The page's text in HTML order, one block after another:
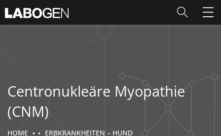
Centronukleäre Myopathie
(CNM)
HOME
ERBKRANKHEITEN – HUND